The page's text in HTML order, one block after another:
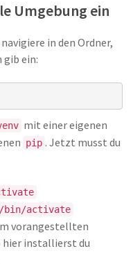
Umgebung ein
in den Ordner,
gib ein:
mit einer eigenen
pip . Jetzt musst du
bin/activate
vorangestellten
hier installierst du